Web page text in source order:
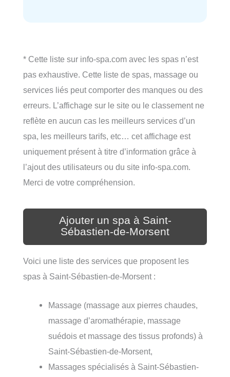
* Cette liste sur info-spa.com avec les spas n’est
pas exhaustive. Cette liste de spas, massage ou
services liés peut comporter des manques ou des
erreurs. L’affichage sur le site ou le classement ne
reflète en aucun cas les meilleurs services d’un
spa, les meilleurs tarifs, etc… cet affichage est
uniquement présent à titre d’information grâce à
l’ajout des utilisateurs ou du site info-spa.com.
Merci de votre compréhension.
Ajouter un spa à Saint-
Sébastien-de-Morsent
Voici une liste des services que proposent les
spas à Saint-Sébastien-de-Morsent :
Massage (massage aux pierres chaudes,
massage d’aromathérapie, massage
suédois et massage des tissus profonds) à
Saint-Sébastien-de-Morsent,
Massages spécialisés à Saint-Sébastien-